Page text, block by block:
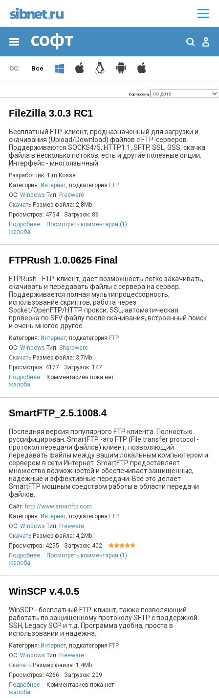
Все
Сортировка:
FileZilla 3.0.3 RC1
Бесплатный FTP-клиент, предназначенный для загрузки и
скачивания (Upload/Download) файлов с FTP-серверов.
Поддерживаются SOCKS4/5, HTTP1.1, SFTP, SSL, GSS, скачка
файла в несколько потоков, есть и другие полезные опции.
Интерфейс - многоязычный
Разработчик: Tim Kosse
Категория: Интернет, подкатегория FTP
ОС: Windows Тип: Freeware
Скачать Размер файла: 2,8Mb
Просмотров: 4754
Загрузок: 86
Подробнее
Посмотреть комментарии (1)
жалоба
FTPRush 1.0.0625 Final
FTPRush - FTP-клиент, дает возможность легко закачивать,
скачивать и передавать файлы с сервера на сервер.
Поддерживается полная мультипроцессорность,
использование скриптов, работа через
Socket/OpenFTP/HTTP прокси, SSL, автоматическая
проверка по SFV файлу после скачивания, встроенный поиск
и очень многое другое.
Категория: Интернет, подкатегория FTP
ОС: Windows Тип: Shareware
Скачать Размер файла: 3,7Mb
Просмотров: 4177
Загрузок: 147
Подробнее
Комментариев пока нет
жалоба
SmartFTP_2.5.1008.4
Последняя версия популярного FTP клиента. Полностью
руссифицирован. SmartFTP -это FTP (File transfer protocol -
протокол передачи файлов) клиент, позволяющий
передавать файлы между вашим локальным компьютером и
сервером в сети Интернет. SmartFTP предоставляет
множество возможностей и обеспечивает защищённые,
надёжные и эффективные передачи. Всё это делает
SmartFTP мощным средством работы в области передачи
файлов.
Сайт: http://www.smartftp.com
Категория: Интернет, подкатегория FTP
ОС: Windows Тип: Freeware
Скачать Размер файла: 4,2Mb
Просмотров: 4255
Загрузок: 402
Подробнее
Посмотреть комментарии (1)
жалоба
WinSCP v.4.0.5
WinSCP - бесплатный FTP-клиент, также позволяющий
работать по защищенному протоколу SFTP с поддержкой
SSH, Legacy SCP и т.д. Программа удобна, проста в
использовании и надежна.
Категория: Интернет, подкатегория FTP
ОС: Windows Тип: Freeware
Скачать Размер файла: 1,4Mb
Просмотров: 4266
Загрузок: 209
Подробнее
Комментариев пока нет
жалоба